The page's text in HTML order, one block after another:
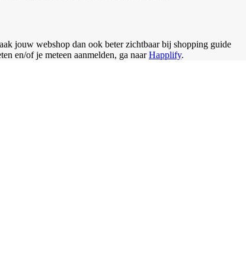
jouw webshop dan ook beter zichtbaar bij shopping guide
en/of je meteen aanmelden, ga naarHapplify.